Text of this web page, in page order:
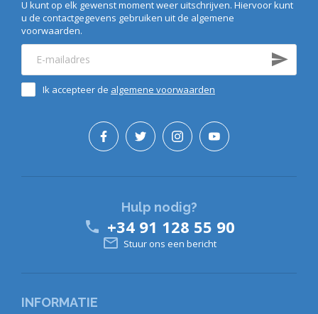
U kunt op elk gewenst moment weer uitschrijven. Hiervoor kunt
u de contactgegevens gebruiken uit de algemene
voorwaarden.
Ik accepteer de algemene voorwaarden
INFORMATIE
Hulp nodig?
 +34 91 128 55 90
 Stuur ons een bericht